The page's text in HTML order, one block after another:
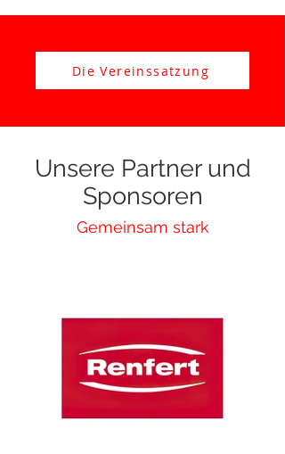
Die Vereinssatzung
Unsere Partner und
Sponsoren
Gemeinsam stark